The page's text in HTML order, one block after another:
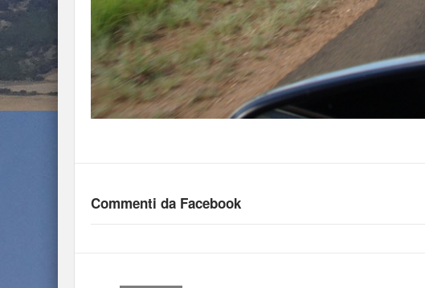
Commenti da Facebook